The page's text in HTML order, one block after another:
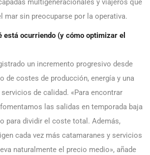
multigeneracionales y viajeros que
mar sin preocuparse por la operativa.
está ocurriendo (y cómo optimizar el
un incremento progresivo desde
de costes de producción, energía y una
de calidad. «Para encontrar
las salidas en temporada baja
para dividir el coste total. Además,
cada vez más catamaranes y servicios
naturalmente el precio medio», añade